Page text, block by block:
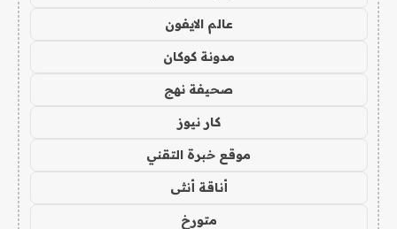
عالم الايفون
مدونة كوكان
صحيفة نهج
كار نيوز
موقع خبرة التقني
أناقة أنثى
متورخ